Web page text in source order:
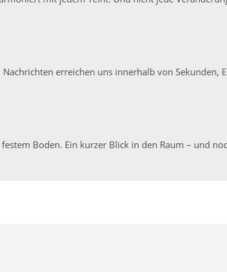
erreichen uns innerhalb von
Boden. Ein kurzer Blick in den Raum – und